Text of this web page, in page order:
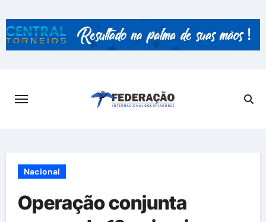
to
content
Nacional
Operação conjunta